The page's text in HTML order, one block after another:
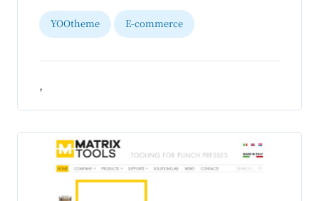
YOOtheme E-commerce
,